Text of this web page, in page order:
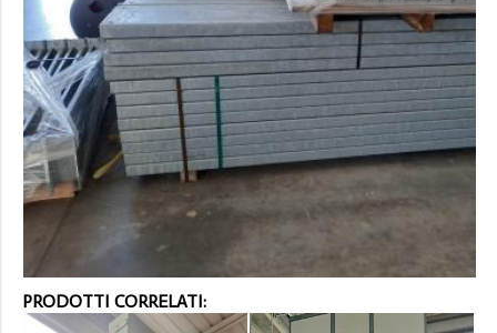
PRODOTTI CORRELATI: